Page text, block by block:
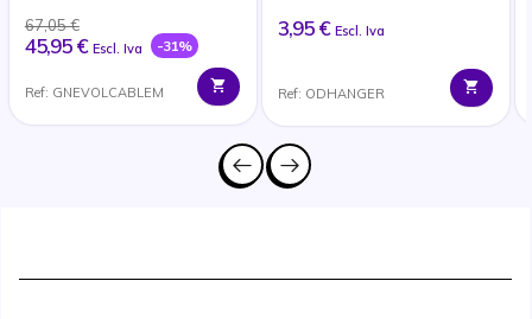
67,05 €
45,95 € Escl. Iva -31%
Ref: GNEVOLCABLEM
3,95 € Escl. Iva
Ref: ODHANGER